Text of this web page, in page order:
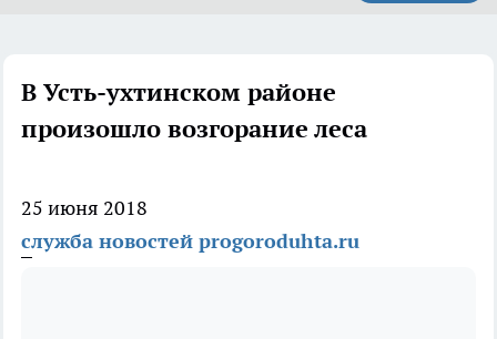
В Усть-ухтинском районе
произошло возгорание леса
25 июня 2018
служба новостей progoroduhta.ru